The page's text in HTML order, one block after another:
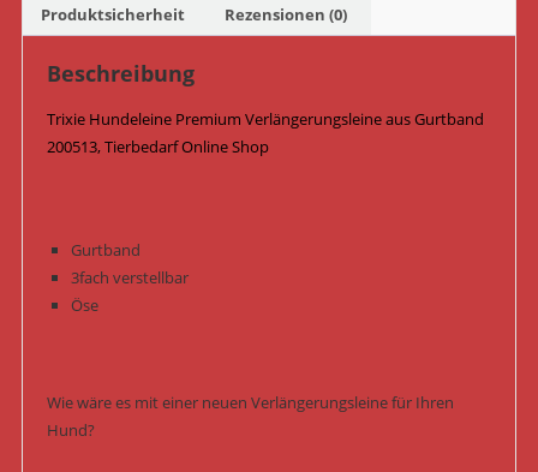
Produktsicherheit
Rezensionen (0)
Beschreibung
Trixie Hundeleine Premium Verlängerungsleine aus Gurtband
200513, Tierbedarf Online Shop
Gurtband
3fach verstellbar
Öse
Wie wäre es mit einer neuen Verlängerungsleine für Ihren
Hund?